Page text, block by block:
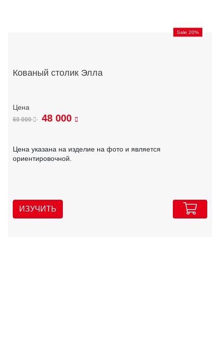
Sale 20%
Кованый столик Элла
60 000 48 000
Цена указана на изделие на фото и является
ориентировочной.
ИЗУЧИТЬ